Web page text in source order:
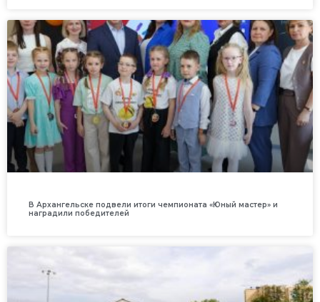
В Архангельске подвели итоги чемпионата «Юный мастер» и
наградили победителей